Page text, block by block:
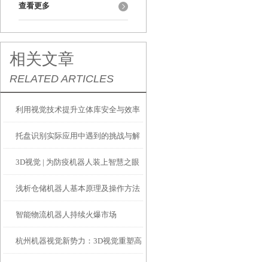
查看更多
相关文章
RELATED ARTICLES
利用视觉技术提升立体库安全与效率
托盘识别实际应用中遇到的挑战与解
决方案
3D视觉 | 为防疫机器人装上智慧之眼
浅析仓储机器人基本原理及操作方法
智能物流机器人持续火爆市场
杭州机器视觉新势力：3D视觉重塑高